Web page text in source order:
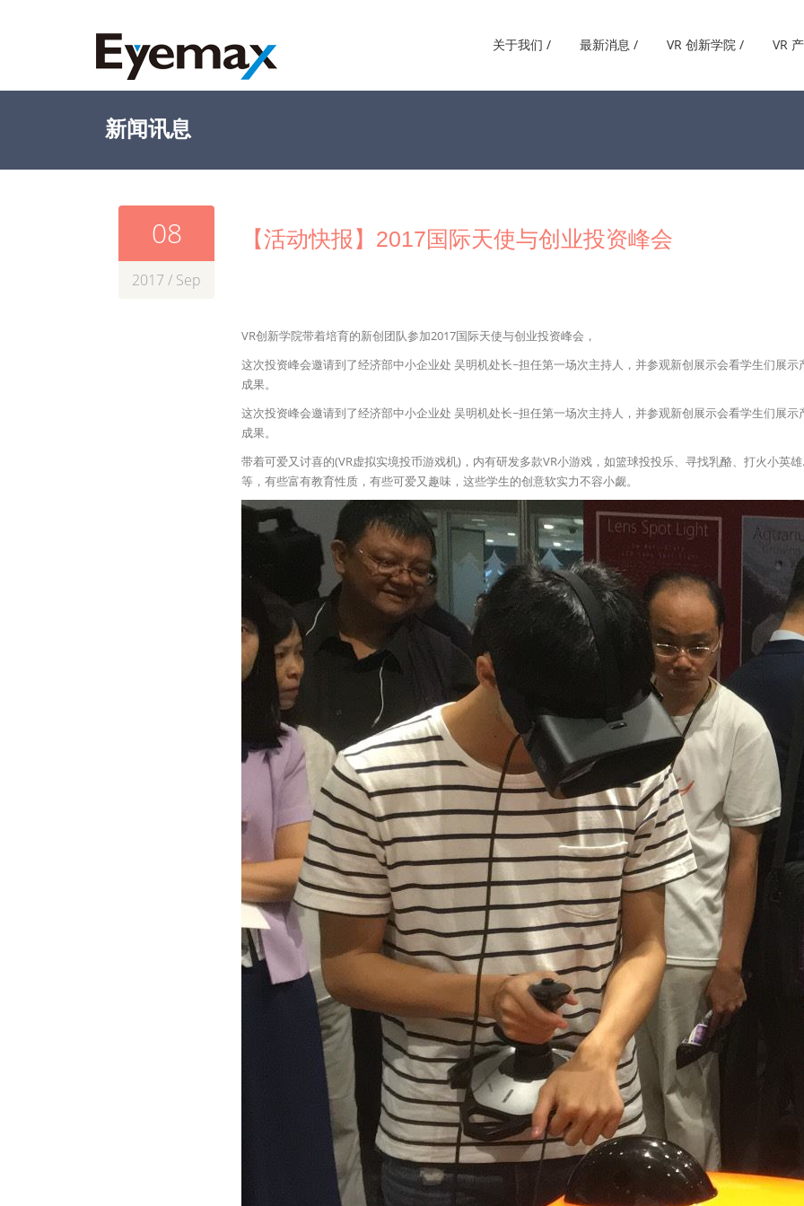
关于我们 / 最新消息 / VR 创新学院 / VR
新闻讯息
08
2017 / Sep
【活动快报】2017国际天使与创业投资峰会
VR创新学院带着培育的新创团队参加2017国际天使与创业投资峰会，
这次投资峰会邀请到了经济部中小企业处 吴明机处长~担任第一场次主持人，并参观新创展示会看学生们展示
成果。
这次投资峰会邀请到了经济部中小企业处 吴明机处长~担任第一场次主持人，并参观新创展示会看学生们展示
成果。
带着可爱又讨喜的(VR虚拟实境投币游戏机)，内有研发多款VR小游戏，如篮球投投乐、寻找乳酪、打火小英雄
等，有些富有教育性质，有些可爱又趣味，这些学生的创意软实力不容小觑。